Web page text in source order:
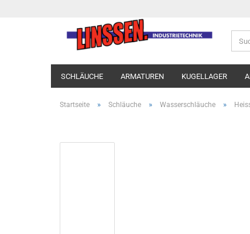
SCHLÄUCHE ARMATUREN KUGELLAGER
Startseite » Schläuche » Wasserschläuche »